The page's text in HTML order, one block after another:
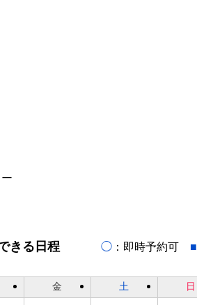
きる日程 ◯：即時予約可 ■
金 土 日